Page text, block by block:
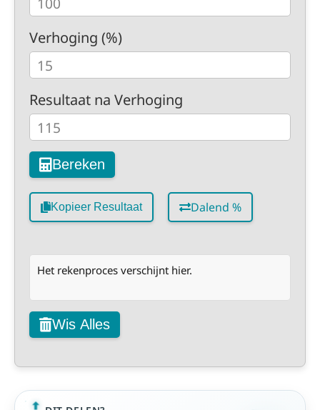
Verhoging (%)
Resultaat na Verhoging
Bereken
Kopieer Resultaat Dalend %
Het rekenproces verschijnt hier.
Wis Alles